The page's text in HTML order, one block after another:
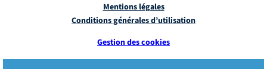
Mentions légales
Conditions générales d’utilisation
Gestion des cookies